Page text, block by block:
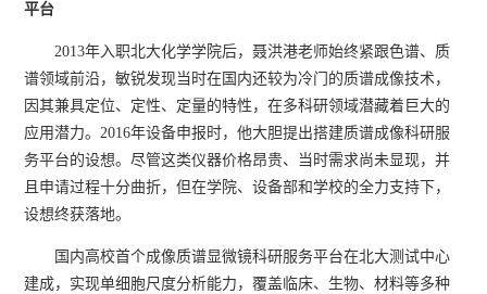
平台
2013年入职北大化学学院后，聂洪港老师始终紧跟色谱、质
谱领域前沿，敏锐发现当时在国内还较为冷门的质谱成像技术，
因其兼具定位、定性、定量的特性，在多科研领域潜藏着巨大的
应用潜力。2016年设备申报时，他大胆提出搭建质谱成像科研服
务平台的设想。尽管这类仪器价格昂贵、当时需求尚未显现，并
且申请过程十分曲折，但在学院、设备部和学校的全力支持下，
设想终获落地。
国内高校首个成像质谱显微镜科研服务平台在北大测试中心
建成，实现单细胞尺度分析能力，覆盖临床、生物、材料等多种